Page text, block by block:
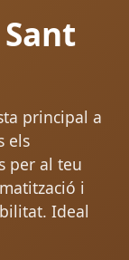
principal a
els
per al teu
i
Ideal